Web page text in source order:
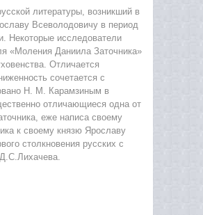
литературы, возникший в
Всеволодовичу в период
Некоторые исследователи
«Моления Даниила Заточника»
Отличается
сочетается с
Н. М. Карамзиным в
отличающиеся одна от
еже написа своему
к своему князю Ярославу
столкновения русских с